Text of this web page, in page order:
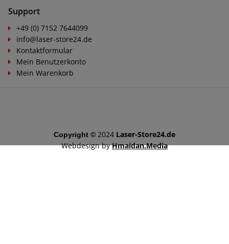
Support
+49 (0) 7152 7644099
info@laser-store24.de
Kontaktformular
Mein Benutzerkonto
Mein Warenkorb
Copyright © 2024 Laser-Store24.de
Webdesign by Hmaidan.Media